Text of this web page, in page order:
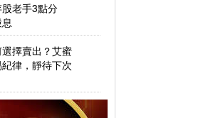
老手3點分
擇賣出？艾蜜
律，靜待下次